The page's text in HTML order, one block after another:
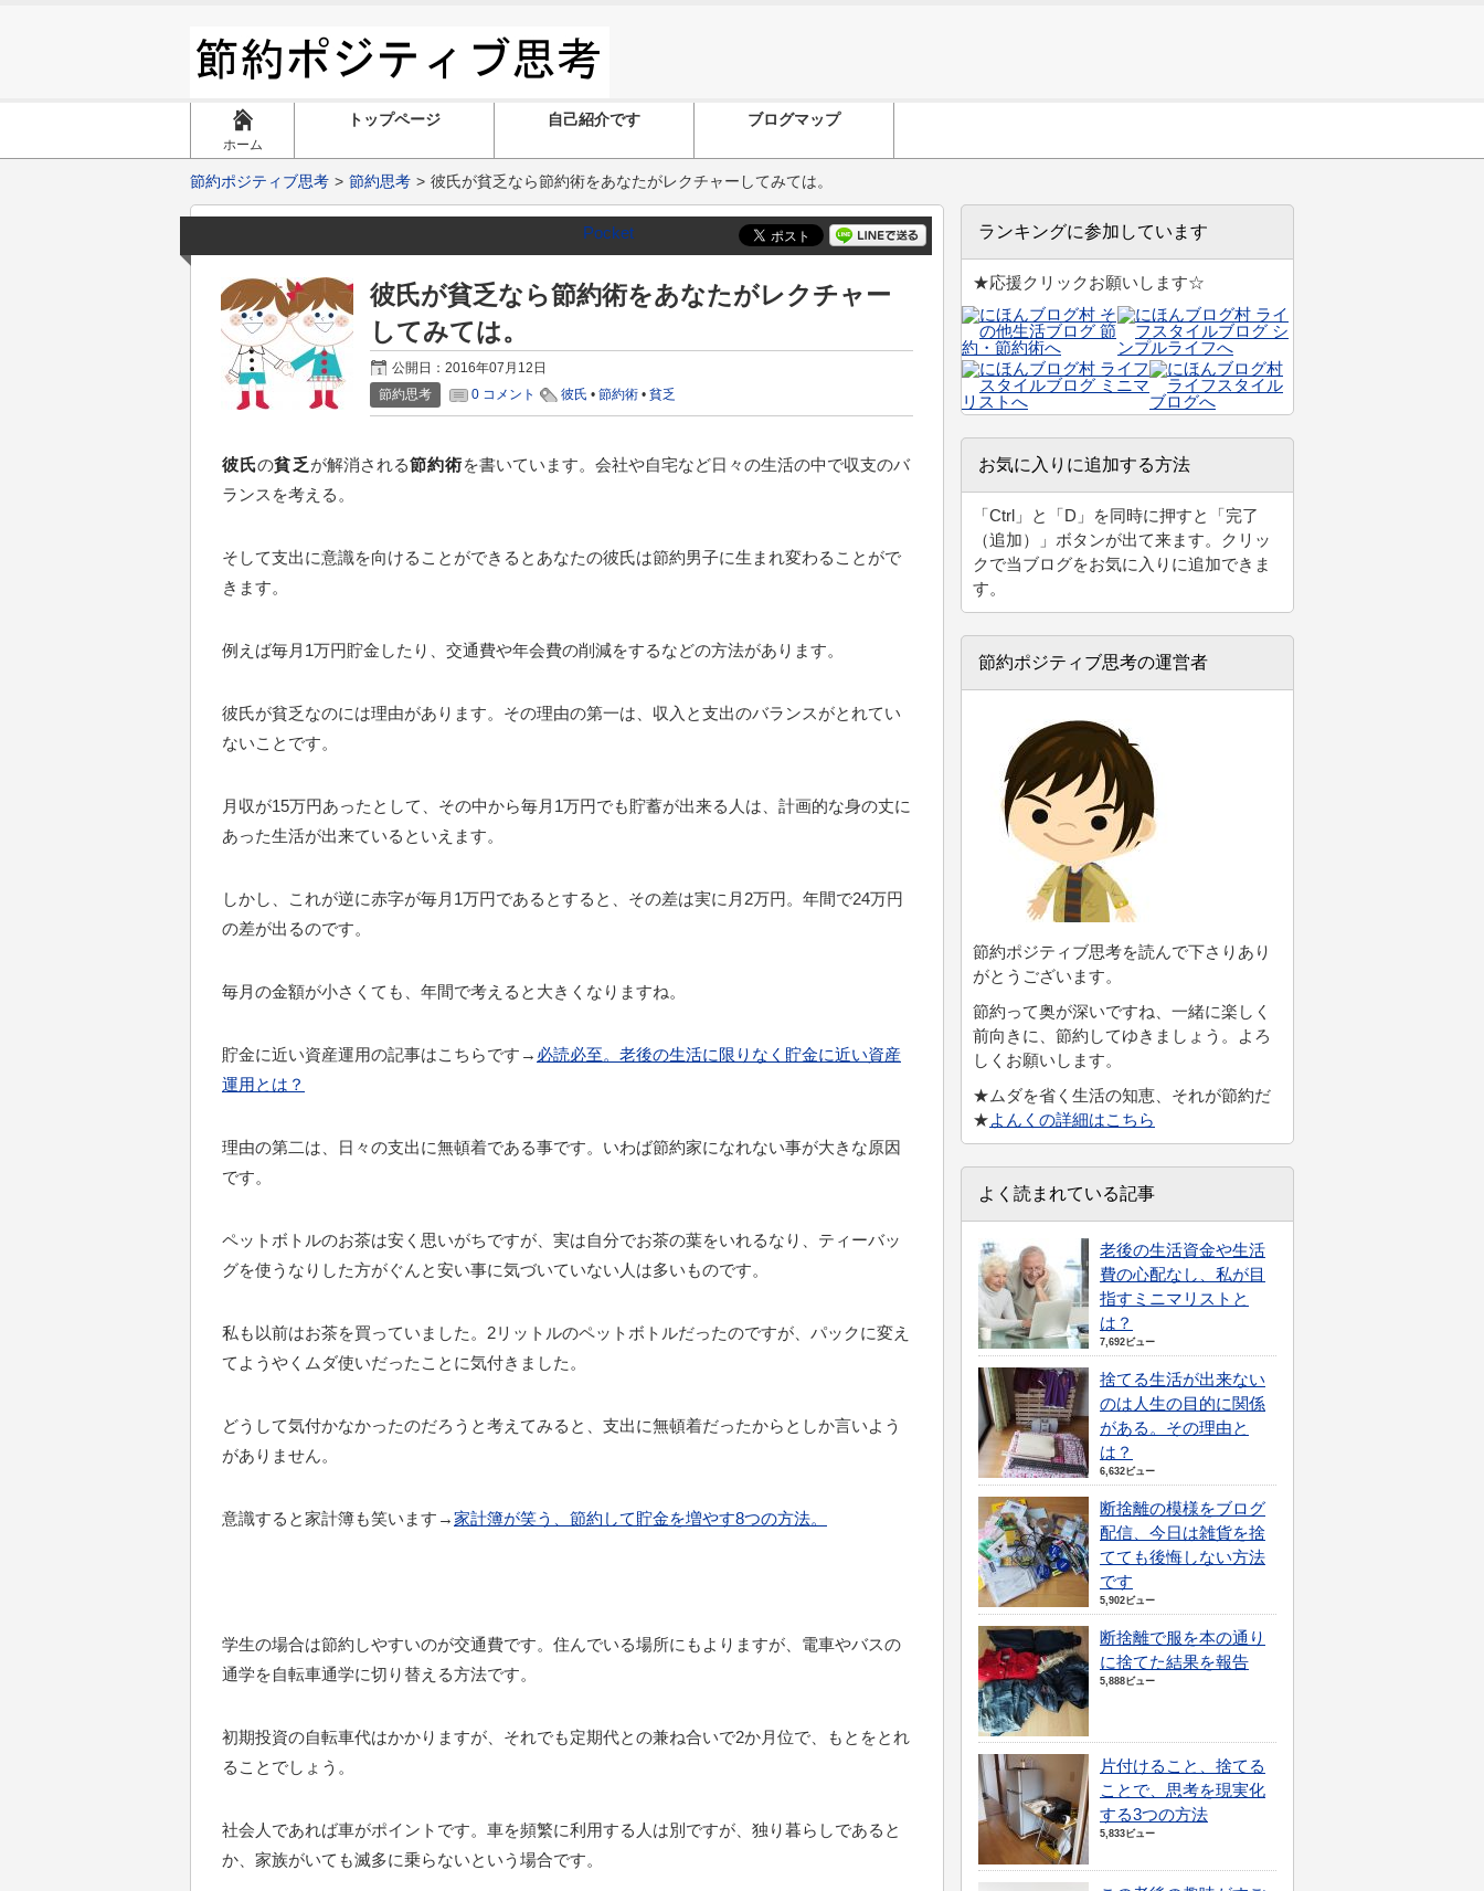
ホーム
トップページ 自己紹介です ブログマップ
節約ポジティブ思考 節約思考 彼氏が貧乏なら節約術をあなたがレクチャーしてみては。
Pocket
彼氏が貧乏なら節約術をあなたがレクチャー
してみては。
公開日：2016年07月12日
節約思考
0 コメント 彼氏 •節約術 •貧乏
彼氏の貧乏 が解消される節約術を書いています。会社や自宅など日々の生活の中で収支のバ
ランスを考える。
そして支出に意識を向けることができるとあなたの彼氏は節約男子に生まれ変わることがで
きます。
例えば毎月1万円貯金したり、交通費や年会費の削減をするなどの方法があります。
彼氏が貧乏なのには理由があります。その理由の第一は、収入と支出のバランスがとれてい
ないことです。
月収が15万円あったとして、その中から毎月1万円でも貯蓄が出来る人は、計画的な身の丈に
あった生活が出来ているといえます。
しかし、これが逆に赤字が毎月1万円であるとすると、その差は実に月2万円。年間で24万円
の差が出るのです。
毎月の金額が小さくても、年間で考えると大きくなりますね。
貯金に近い資産運用の記事はこちらです→ 必読必至。老後の生活に限りなく貯金に近い資産
運用とは？
理由の第二は、日々の支出に無頓着である事です。いわば節約家になれない事が大きな原因
です。
ペットボトルのお茶は安く思いがちですが、実は自分でお茶の葉をいれるなり、ティーバッ
グを使うなりした方がぐんと安い事に気づいていない人は多いものです。
私も以前はお茶を買っていました。2リットルのペットボトルだったのですが、パックに変え
てようやくムダ使いだったことに気付きました。
どうして気付かなかったのだろうと考えてみると、支出に無頓着だったからとしか言いよう
がありません。
意識すると家計簿も笑います→家計簿が笑う、節約して貯金を増やす8つの方法。
学生の場合は節約しやすいのが交通費です。住んでいる場所にもよりますが、電車やバスの
通学を自転車通学に切り替える方法です。
初期投資の自転車代はかかりますが、それでも定期代との兼ね合いで2か月位で、もとをとれ
ることでしょう。
社会人であれば車がポイントです。車を頻繁に利用する人は別ですが、独り暮らしであると
か、家族がいても滅多に乗らないという場合です。
ランキングに参加しています
★応援クリックお願いします☆
お気に入りに追加する方法
「Ctrl」と「D」
を同時に押すと「完了
（追加）」ボタンが出て来ます。クリッ
クで当ブログをお気に入りに追加できま
す。
節約ポジティブ思考の運営者
節約ポジティブ思考を読んで下さりあり
がとうございます。
節約って奥が深いですね、一緒に楽しく
前向きに、節約してゆきましょう。よろ
しくお願いします。
★ムダを省く生活の知恵、それが節約だ
★よんくの詳細はこちら
よく読まれている記事
老後の生活資金や生活
費の心配なし、私が目
指すミニマリストと
は？
7,692ビュー
捨てる生活が出来ない
のは人生の目的に関係
がある。その理由と
は？
6,632ビュー
断捨離の模様をブログ
配信、今日は雑貨を捨
てても後悔しない方法
です
5,902ビュー
断捨離で服を本の通り
に捨てた結果を報告
5,888ビュー
片付けること、捨てる
ことで、思考を現実化
する3つの方法
5,833ビュー